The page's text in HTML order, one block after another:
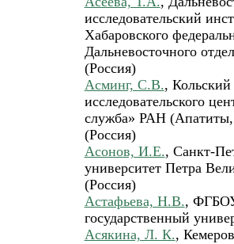
исследовательский
Хабаровского
Дальневосточного
(Россия)
Асминг, С.В.,
исследовательского
служба» РАН
(Россия)
Асонов, И.Е., Санкт-
университет Петра
(Россия)
Астафьева, Н.В.,
государственный
Асякина, Л. К.,